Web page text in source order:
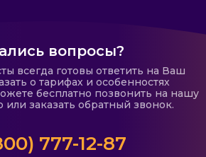
вопросы?
всегда готовы ответить на Ваш
о тарифах и особенностях
бесплатно позвонить на нашу
заказать обратный звонок.
777-12-87